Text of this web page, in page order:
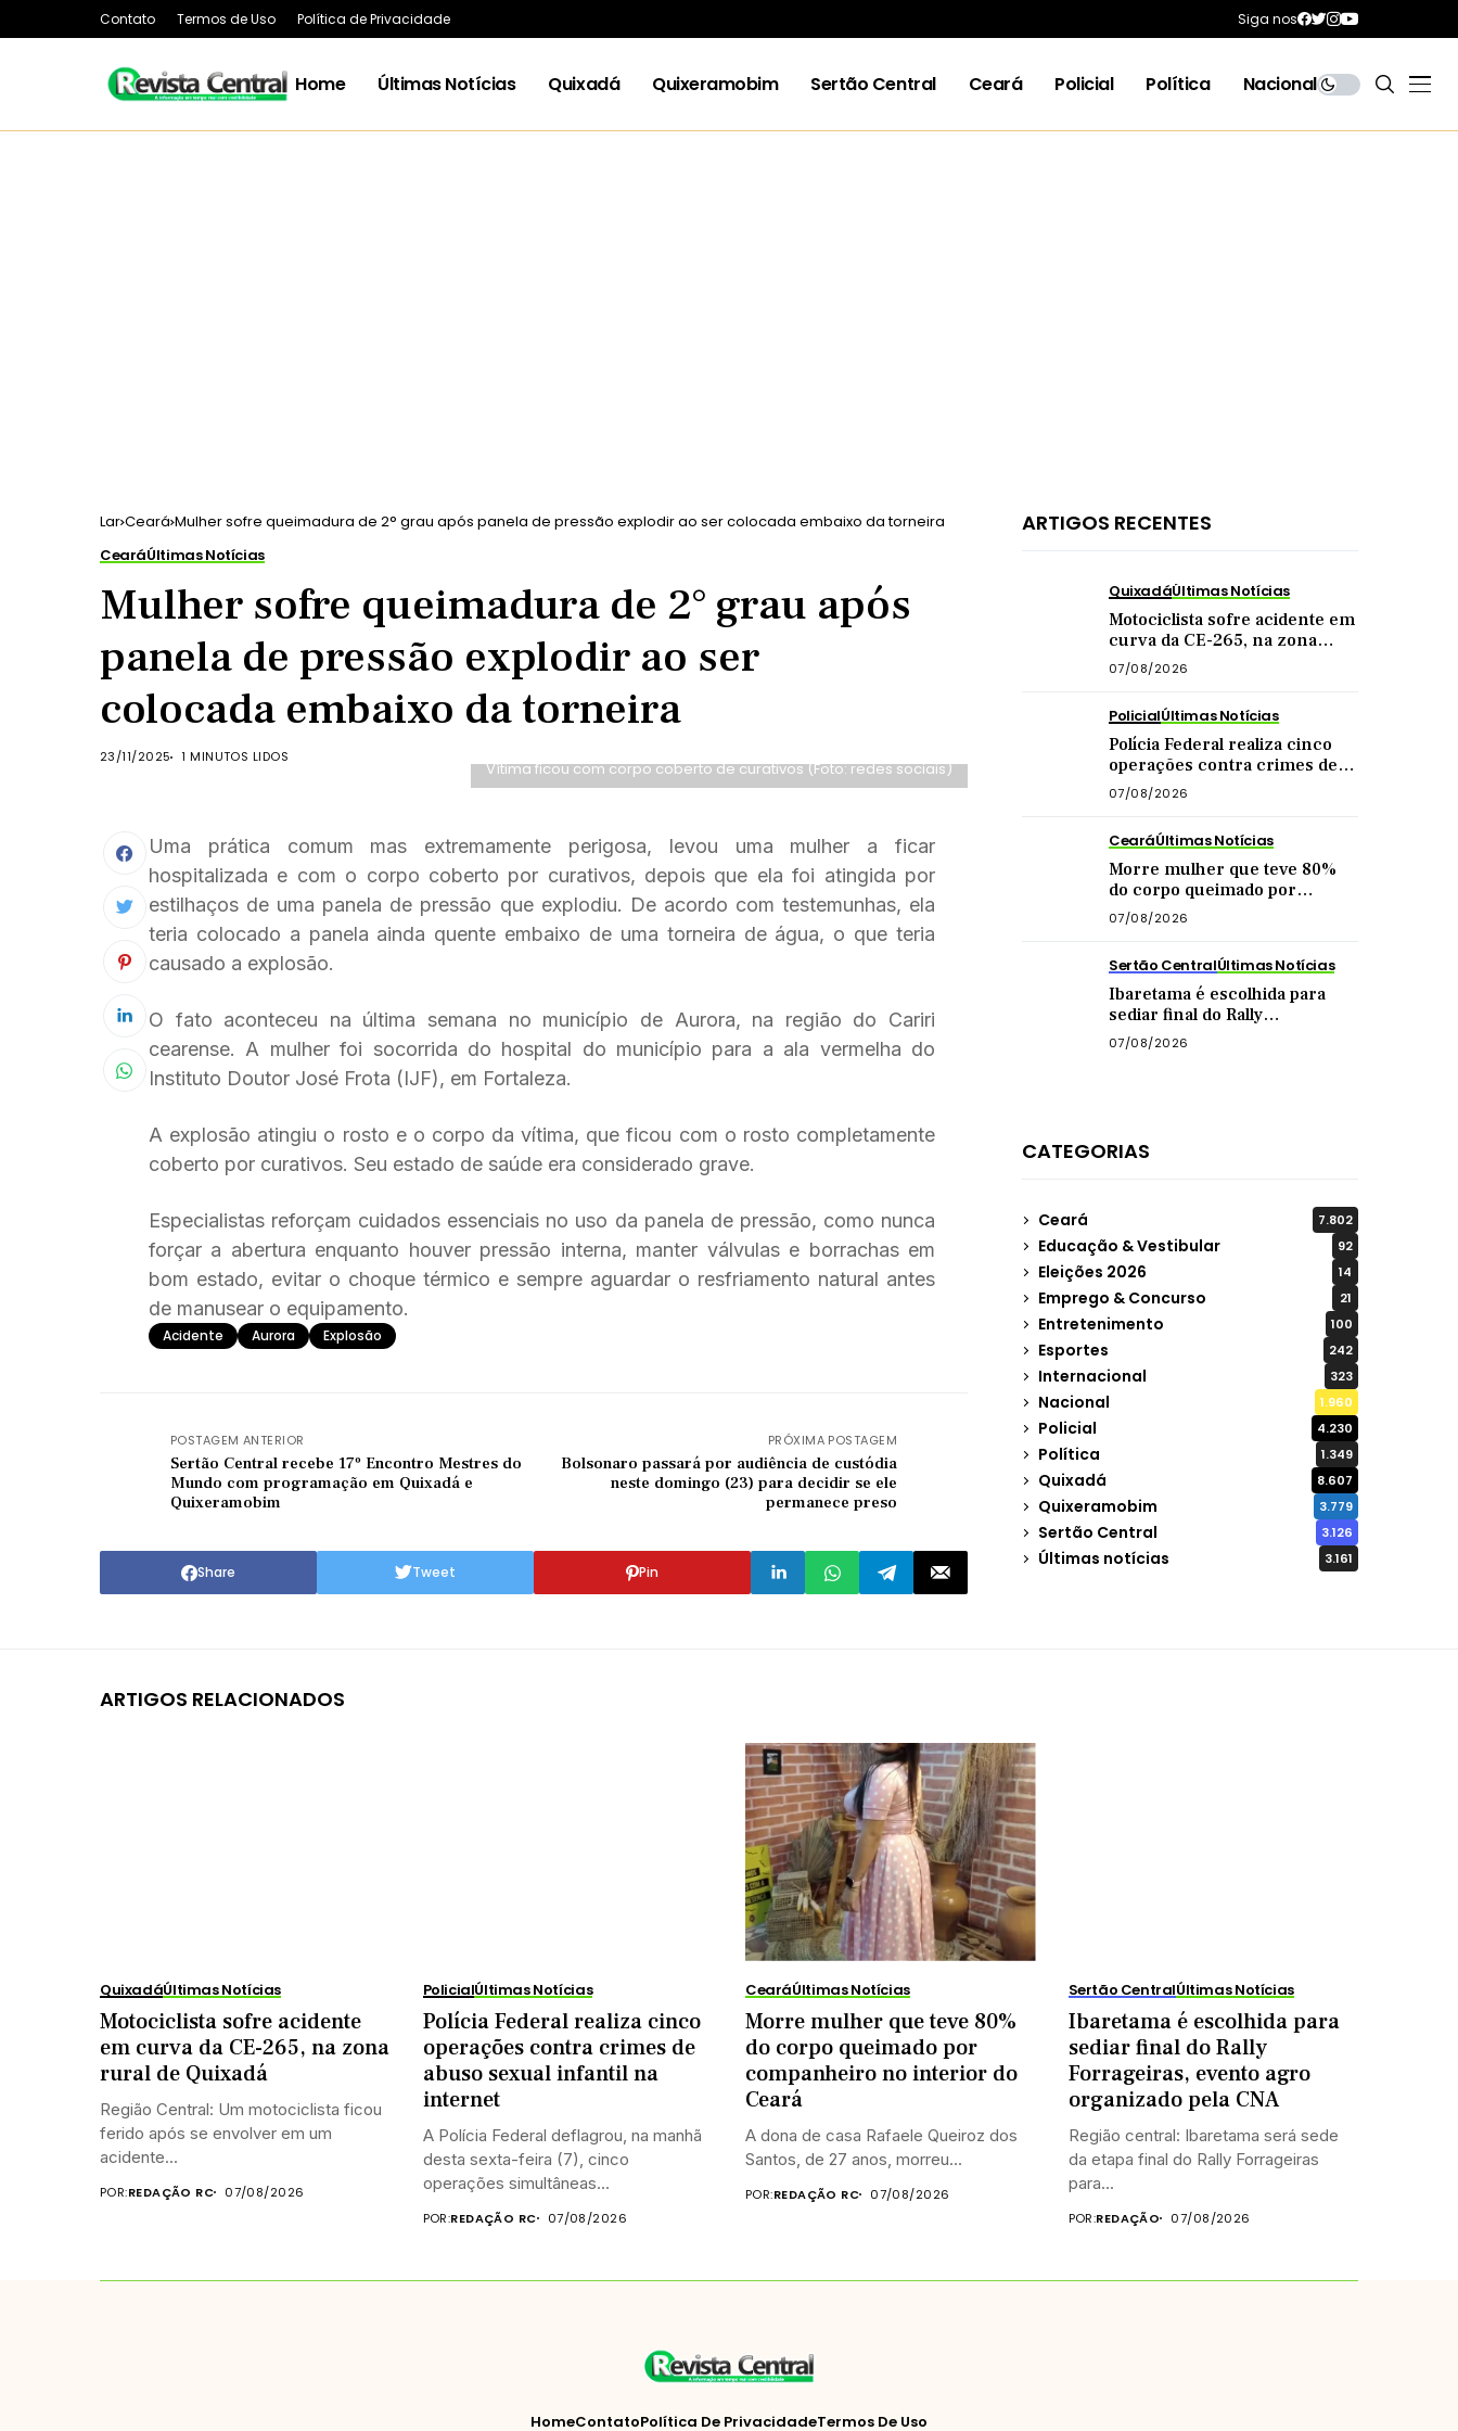
Contato Termos de Uso Política de Privacidade Siga nos
Home Últimas Notícias Quixadá Quixeramobim Sertão Central Ceará Policial Política Nacional
Lar Ceará Mulher sofre queimadura de 2° grau após panela de pressão explodir ao ser colocada embaixo da torneira
CearáÚltimas Notícias
Mulher sofre queimadura de 2° grau após
panela de pressão explodir ao ser
colocada embaixo da torneira
23/11/2025 1 MINUTOS LIDOS
Vítima ficou com corpo coberto de curativos (Foto: redes sociais)
Uma prática comum mas extremamente perigosa, levou uma mulher a ficar
hospitalizada e com o corpo coberto por curativos, depois que ela foi atingida por
estilhaços de uma panela de pressão que explodiu. De acordo com testemunhas, ela
teria colocado a panela ainda quente embaixo de uma torneira de água, o que teria
causado a explosão.
O fato aconteceu na última semana no município de Aurora, na região do Cariri
cearense. A mulher foi socorrida do hospital do município para a ala vermelha do
Instituto Doutor José Frota (IJF), em Fortaleza.
A explosão atingiu o rosto e o corpo da vítima, que ficou com o rosto completamente
coberto por curativos. Seu estado de saúde era considerado grave.
Especialistas reforçam cuidados essenciais no uso da panela de pressão, como nunca
forçar a abertura enquanto houver pressão interna, manter válvulas e borrachas em
bom estado, evitar o choque térmico e sempre aguardar o resfriamento natural antes
de manusear o equipamento.
Acidente Aurora Explosão
POSTAGEM ANTERIOR
Sertão Central recebe 17º Encontro Mestres do
Mundo com programação em Quixadá e
Quixeramobim
PRÓXIMA POSTAGEM
Bolsonaro passará por audiência de custódia
neste domingo (23) para decidir se ele
permanece preso
Share Tweet Pin
ARTIGOS RECENTES
QuixadáÚltimas Notícias
Motociclista sofre acidente em
curva da CE-265, na zona
rural de Quixadá
07/08/2026
PolicialÚltimas Notícias
Polícia Federal realiza cinco
operações contra crimes de
abuso sexual infantil na
internet
07/08/2026
CearáÚltimas Notícias
Morre mulher que teve 80%
do corpo queimado por
companheiro no interior do
Ceará
07/08/2026
Sertão CentralÚltimas Notícias
Ibaretama é escolhida para
sediar final do Rally
Forrageiras, evento agro
organizado pela CNA
07/08/2026
CATEGORIAS
Ceará 7.802
Educação & Vestibular 92
Eleições 2026 14
Emprego & Concurso 21
Entretenimento 100
Esportes 242
Internacional 323
Nacional 1.960
Policial 4.230
Política 1.349
Quixadá 8.607
Quixeramobim 3.779
Sertão Central 3.126
Últimas notícias 3.161
ARTIGOS RELACIONADOS
QuixadáÚltimas Notícias
Motociclista sofre acidente
em curva da CE-265, na zona
rural de Quixadá
Região Central: Um motociclista ficou
ferido após se envolver em um
acidente...
POR:REDAÇÃO RC 07/08/2026
PolicialÚltimas Notícias
Polícia Federal realiza cinco
operações contra crimes de
abuso sexual infantil na
internet
A Polícia Federal deflagrou, na manhã
desta sexta-feira (7), cinco
operações simultâneas...
POR:REDAÇÃO RC 07/08/2026
CearáÚltimas Notícias
Morre mulher que teve 80%
do corpo queimado por
companheiro no interior do
Ceará
A dona de casa Rafaele Queiroz dos
Santos, de 27 anos, morreu...
POR:REDAÇÃO RC 07/08/2026
Sertão CentralÚltimas Notícias
Ibaretama é escolhida para
sediar final do Rally
Forrageiras, evento agro
organizado pela CNA
Região central: Ibaretama será sede
da etapa final do Rally Forrageiras
para...
POR:REDAÇÃO 07/08/2026
HomeContatoPolítica De PrivacidadeTermos De Uso